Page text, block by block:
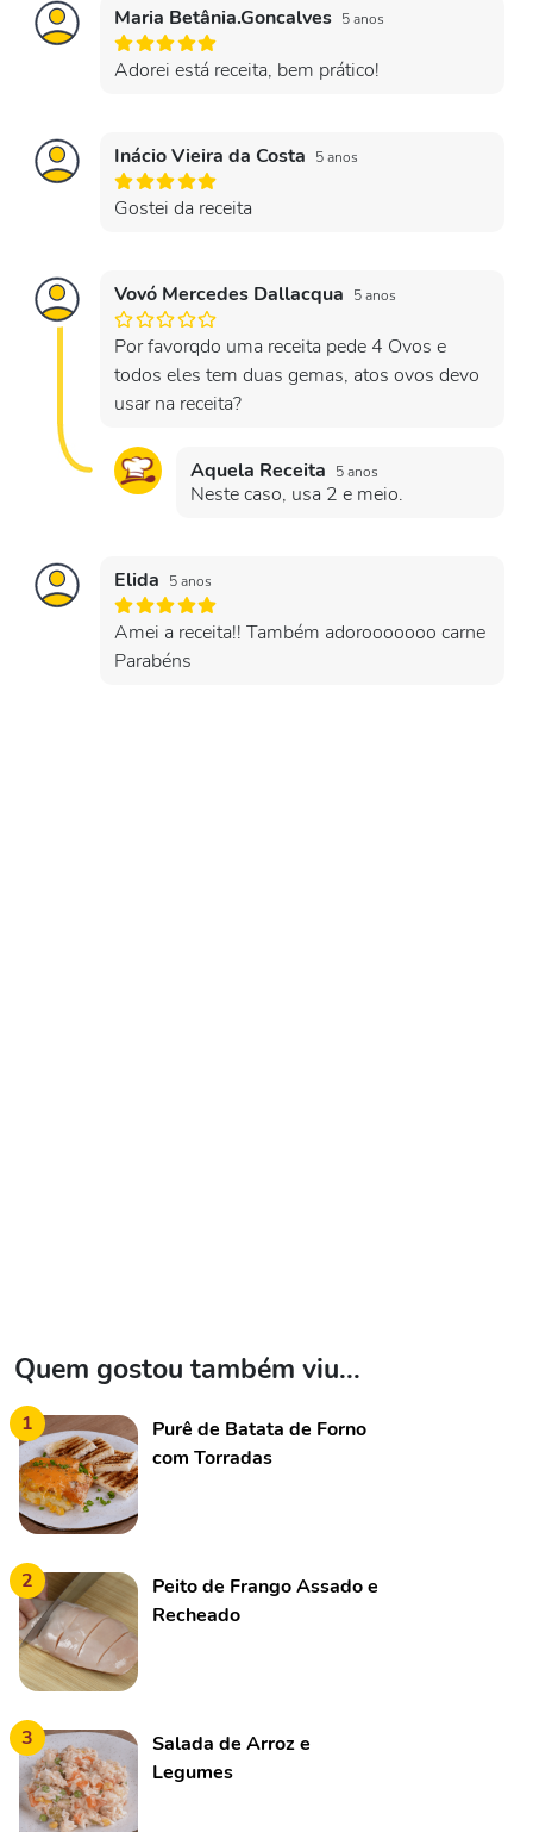
Maria Betânia.Goncalves 5 anos
Adorei está receita, bem prático!
Inácio Vieira da Costa 5 anos
Gostei da receita
Vovó Mercedes Dallacqua 5 anos
Por favorqdo uma receita pede 4 Ovos e
todos eles tem duas gemas, atos ovos devo
usar na receita?
Aquela Receita 5 anos
Neste caso, usa 2 e meio.
Elida 5 anos
Amei a receita!! Também adorooooooo carne
Parabéns
Quem gostou também viu...
1
Purê de Batata de Forno
com Torradas
2
Peito de Frango Assado e
Recheado
3
Salada de Arroz e
Legumes